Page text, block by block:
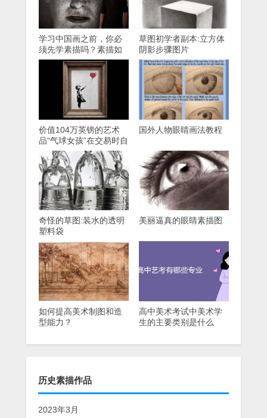
学习中国画之前，你必
须先学素描吗？素描如
何帮助国会？
草图初学者副本:立方体
阴影步骤图片
价值104万英镑的艺术
品“气球女孩”在交易时自
毁了
国外人物眼睛画法教程
奇怪的草图:装水的透明
塑料袋
美丽逼真的眼睛素描图
如何提高美术制图和造
型能力？
高中美术考试中美术学
生的主要类别是什么
历史素描作品
2023年3月